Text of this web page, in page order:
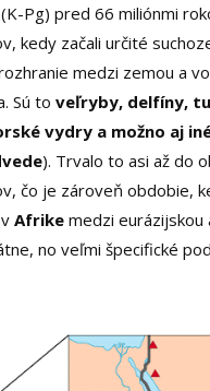
Pg) pred 66 miliónmi
kedy začali určité
medzi zemou a
Sú toveľryby, delfíny,
vydry a možno aj
). Trvalo to asi až do
čo je zároveň obdobie,
vAfrike medzi eurázijskou
no veľmi špecifické